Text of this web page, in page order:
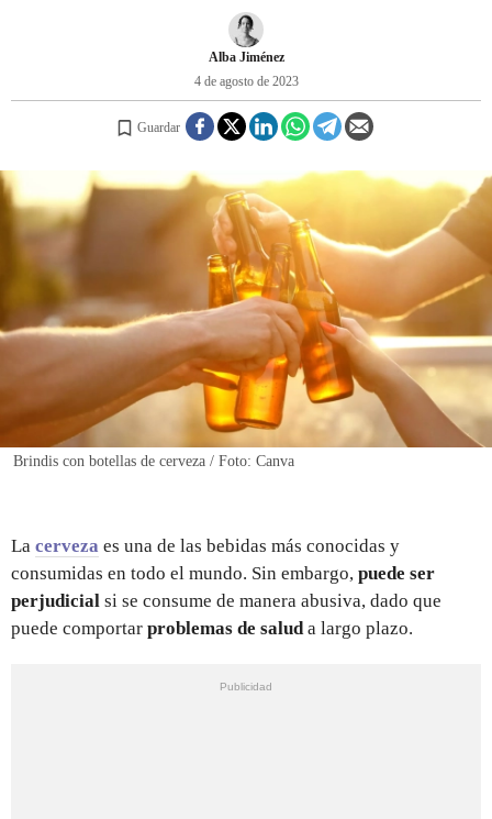
INICIAR SESIÓN
Alba Jiménez
4 de agosto de 2023
Guardar
Brindis con botellas de cerveza / Foto: Canva
La cerveza es una de las bebidas más conocidas y
consumidas en todo el mundo. Sin embargo, puede ser
perjudicial si se consume de manera abusiva, dado que
puede comportar problemas de salud a largo plazo.